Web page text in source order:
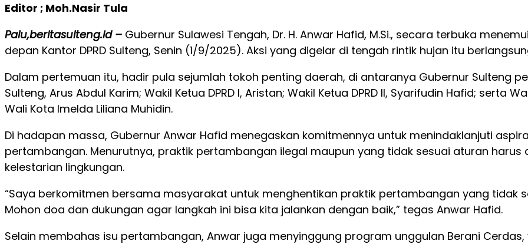
Editor ; Moh.Nasir Tula
Palu,beritasulteng.id – Gubernur Sulawesi Tengah, Dr. H. Anwar Hafid, M.Si., secara terbuka
depan Kantor DPRD Sulteng, Senin (1/9/2025). Aksi yang digelar di tengah rintik hujan itu
Dalam pertemuan itu, hadir pula sejumlah tokoh penting daerah, di antaranya Gubernur Sulteng
Sulteng, Arus Abdul Karim; Wakil Ketua DPRD I, Aristan; Wakil Ketua DPRD II, Syarifudin Hafid; serta
Wali Kota Imelda Liliana Muhidin.
Di hadapan massa, Gubernur Anwar Hafid menegaskan komitmennya untuk menindaklanjuti
pertambangan. Menurutnya, praktik pertambangan ilegal maupun yang tidak sesuai aturan
kelestarian lingkungan.
“Saya berkomitmen bersama masyarakat untuk menghentikan praktik pertambangan yang tidak
Mohon doa dan dukungan agar langkah ini bisa kita jalankan dengan baik,” tegas Anwar Hafid.
Selain membahas isu pertambangan, Anwar juga menyinggung program unggulan Berani